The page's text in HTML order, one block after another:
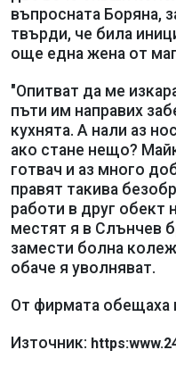
въпросната Боряна,
твърди, че била
още една жена от
"Опитват да ме
пъти им направих
кухнята. А нали аз
ако стане нещо?
готвач и аз много
правят такива
работи в друг обект
местят я в Слънчев
замести болна
обаче я уволняват.
От фирмата обещаха
Източник: